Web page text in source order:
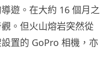
遊。在大約 16 個月之
。但火山熔岩突然從
置的 GoPro 相機，亦